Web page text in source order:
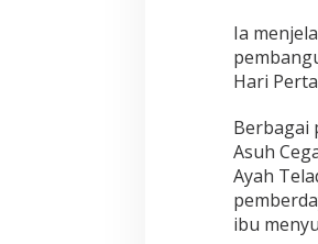
Ia
Hari
Berbagai
Asuh
Ayah
ibu